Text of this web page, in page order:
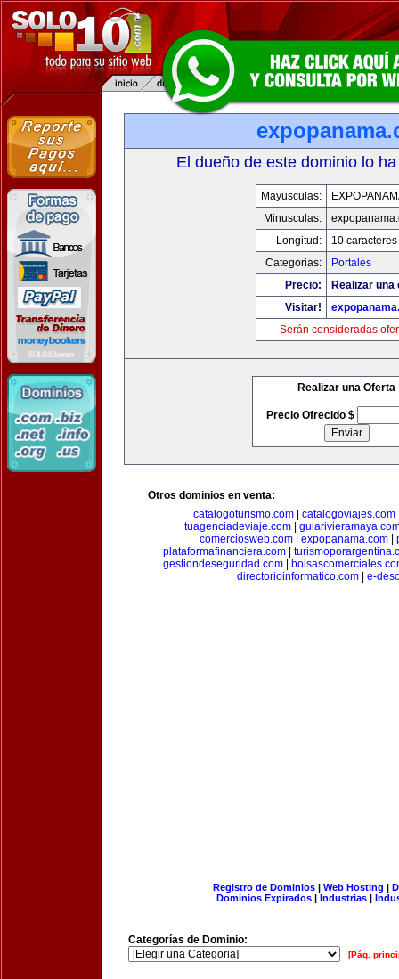
El dueño de este dominio lo
Mayusculas:
Minusculas:
Longitud:
10 caracteres
Categorias:
Portales
Precio:
Realizar una
Visitar!
Serán consideradas
Realizar una Oferta
Precio Ofrecido $
Otros dominios en venta:
catalogoturismo.com
catalogoviajes.com
tuagenciadeviaje.com|
comerciosweb.com
expopanama.com
plataformafinanciera.com
gestiondeseguridad.com
directorioinformatico.com
e-
Registro de Dominios| Web Hosting |
Dominios Expirados | Industrias |
Categorías de Dominio:
[Pág.